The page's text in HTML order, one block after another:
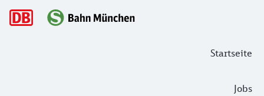
Startseite
Jobs
Hauptnavigation